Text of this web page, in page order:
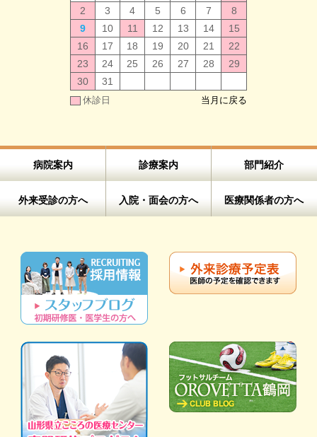
2
3 4 5 6 7
8
9
10 11 12 13 14
15
16
17 18 19 20 21
22
23
24 25 26 27 28
29
30
31
休診日 当月に戻る
病院案内 診療案内 部門紹介
外来受診の方へ 入院・面会の方へ 医療関係者の方へ